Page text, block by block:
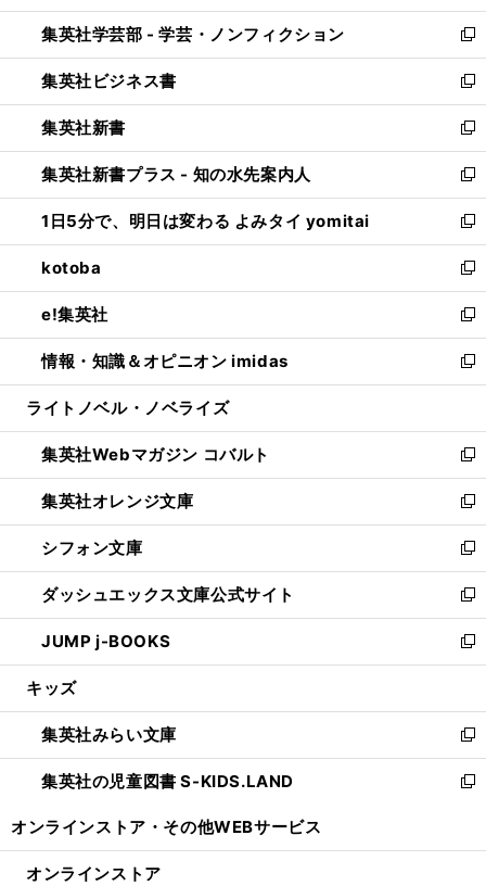
開
く
ウ
で
開
く
ン
ド
ウ
で
開
く
ウ
ィ
ン
ド
ウ
で
開
く
集英社学芸部 - 学芸・ノンフィクション
新
し
い
ウ
ィ
ン
ド
ウ
で
開
く
集英社ビジネス書
新
し
い
ウ
ィ
ン
ド
ウ
で
開
く
集英社新書
新
し
い
ウ
ィ
ン
ド
ウ
で
開
く
集英社新書プラス - 知の水先案内人
新
し
い
ウ
ィ
ン
ド
ウ
で
開
1日5分で、明日は変わる よみタイ yomitai
新
し
い
ウ
ィ
ン
ド
ウ
開
く
kotoba
新
し
い
ウ
ィ
ン
ウ
で
開
く
e!集英社
新
し
い
ウ
ン
ド
ウ
で
開
く
情報・知識＆オピニオン imidas
新
し
ウ
ィ
ン
ド
ウ
で
開
く
ライトノベル・ノベライズ
集英社Webマガジン コバルト
新
し
い
ウ
ィ
ン
ド
ウ
で
開
集英社オレンジ文庫
新
し
い
ウ
ィ
ン
ド
ウ
開
く
シフォン文庫
新
し
い
ウ
ィ
ン
ウ
で
開
く
ダッシュエックス文庫公式サイト
新
し
い
ウ
ン
ド
ウ
で
JUMP j-BOOKS
新
し
ウ
ィ
ン
ド
開
キッズ
集英社みらい文庫
新
し
い
ン
集英社の児童図書 S-KIDS.LAND
新
ウ
オンラインストア・ その他WEBサービス
オンラインストア